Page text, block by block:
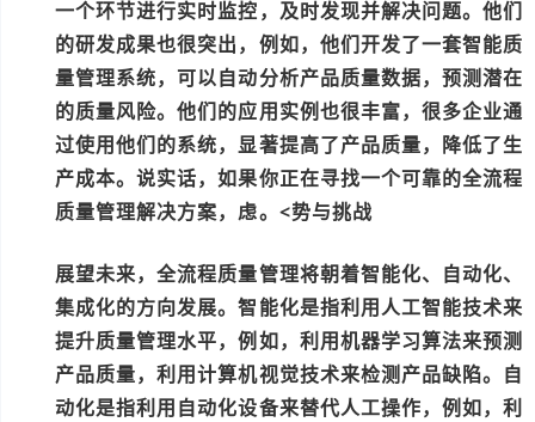
一个环节进行实时监控，及时发现并解决问题。他们
的研发成果也很突出，例如，他们开发了一套智能质
量管理系统，可以自动分析产品质量数据，预测潜在
的质量风险。他们的应用实例也很丰富，很多企业通
过使用他们的系统，显著提高了产品质量，降低了生
产成本。说实话，如果你正在寻找一个可靠的全流程
质量管理解决方案， 虑。<势与挑战
展望未来，全流程质量管理将朝着智能化、自动化、
集成化的方向发展。智能化是指利用人工智能技术来
提升质量管理水平，例如，利用机器学习算法来预测
产品质量，利用计算机视觉技术来检测产品缺陷。自
动化是指利用自动化设备来替代人工操作，例如，利